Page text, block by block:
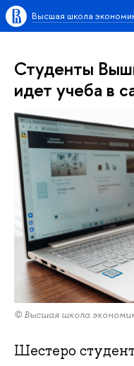
Высшая школа
Студенты
идет учеба в
© Высшая школа
Шестеро